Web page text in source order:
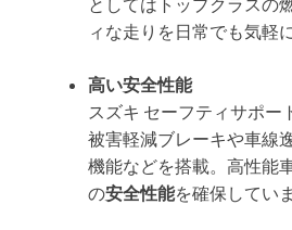
ィな走りを日常でも気軽
高い安全性能
スズキ セーフティサポー
被害軽減ブレーキや車線
機能などを搭載。高性能
の安全性能を確保してい